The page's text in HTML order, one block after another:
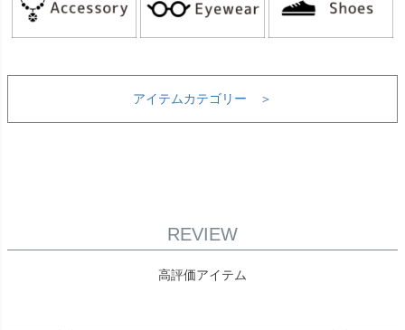
アイテムカテゴリー ＞
REVIEW
高評価アイテム